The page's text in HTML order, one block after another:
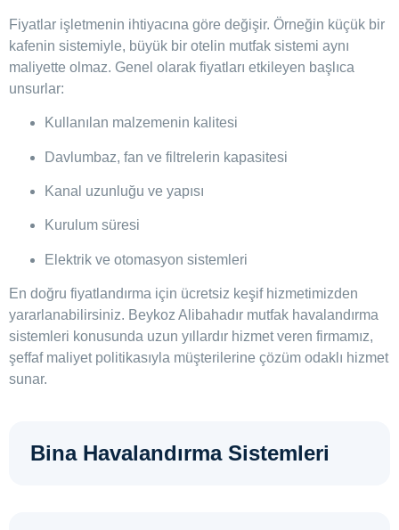
Bina Havalandırma Sistemleri
Fiyatlar işletmenin ihtiyacına göre değişir. Örneğin küçük bir
kafenin sistemiyle, büyük bir otelin mutfak sistemi aynı
maliyette olmaz. Genel olarak fiyatları etkileyen başlıca
unsurlar:
Kullanılan malzemenin kalitesi
Davlumbaz, fan ve filtrelerin kapasitesi
Kanal uzunluğu ve yapısı
Kurulum süresi
Elektrik ve otomasyon sistemleri
En doğru fiyatlandırma için ücretsiz keşif hizmetimizden
yararlanabilirsiniz. Beykoz Alibahadır mutfak havalandırma
sistemleri konusunda uzun yıllardır hizmet veren firmamız,
şeffaf maliyet politikasıyla müşterilerine çözüm odaklı hizmet
sunar.